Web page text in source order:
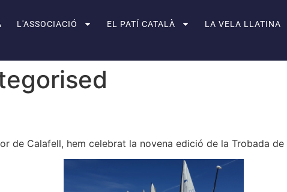
L'ASSOCIACIÓ EL PATÍ CATALÀ LA VELA LLATINA
de Calafell, hem celebrat la novena edició de la Trobada de